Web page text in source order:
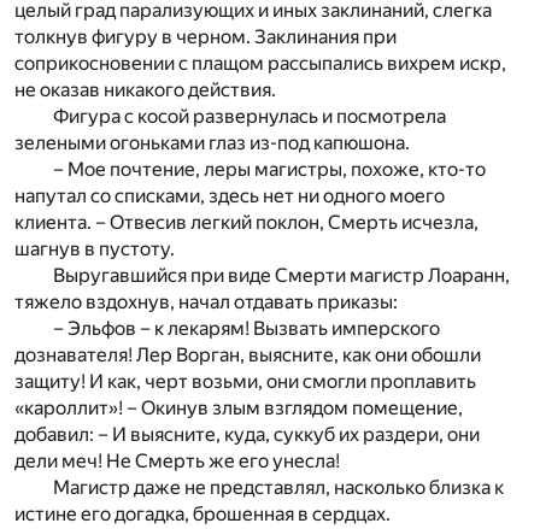
целый град парализующих и иных заклинаний, слегка
толкнув фигуру в черном. Заклинания при
соприкосновении с плащом рассыпались вихрем искр,
не оказав никакого действия.
Фигура с косой развернулась и посмотрела
зелеными огоньками глаз из-под капюшона.
– Мое почтение, леры магистры, похоже, кто-то
напутал со списками, здесь нет ни одного моего
клиента. – Отвесив легкий поклон, Смерть исчезла,
шагнув в пустоту.
Выругавшийся при виде Смерти магистр Лоаранн,
тяжело вздохнув, начал отдавать приказы:
– Эльфов – к лекарям! Вызвать имперского
дознавателя! Лер Ворган, выясните, как они обошли
защиту! И как, черт возьми, они смогли проплавить
«кароллит»! – Окинув злым взглядом помещение,
добавил: – И выясните, куда, суккуб их раздери, они
дели меч! Не Смерть же его унесла!
Магистр даже не представлял, насколько близка к
истине его догадка, брошенная в сердцах.